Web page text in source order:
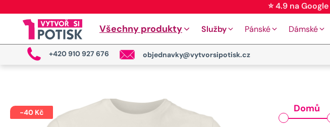
⭐ 4.9 na
Všechny produkty Služby Pánské Dámské
+420 910 927 676 objednavky@vytvorsipotisk.cz
-40Kč Domů